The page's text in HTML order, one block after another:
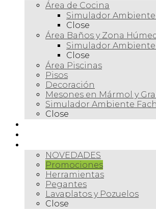
Área de Cocina
Simulador
Close
Área Baños y Zona
Simulador
Close
Área Piscinas
Pisos
Decoración
Mesones en Mármol y
Simulador Ambiente
Close
NOVEDADES
Promociones
Herramientas
Pegantes
Lavaplatos y Pozuelos
Close